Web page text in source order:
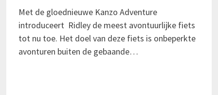
Met de gloednieuwe Kanzo Adventure
introduceert Ridley de meest avontuurlijke fiets
tot nu toe. Het doel van deze fiets is onbeperkte
avonturen buiten de gebaande…